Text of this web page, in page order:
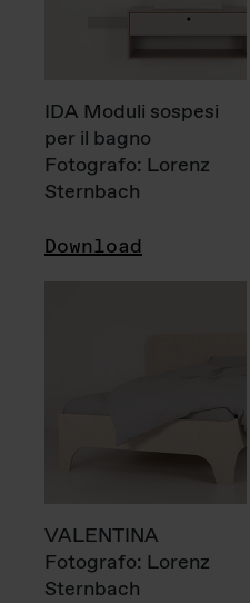
IDA Moduli sospesi
per il bagno
Fotografo: Lorenz
Sternbach
Download
VALENTINA
Fotografo: Lorenz
Sternbach